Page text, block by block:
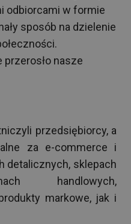
odbiorcami w formie
sposób na dzielenie
nasze
przedsiębiorcy, a
za e-commerce i
detalicznych, sklepach
handlowych,
markowe, jak i